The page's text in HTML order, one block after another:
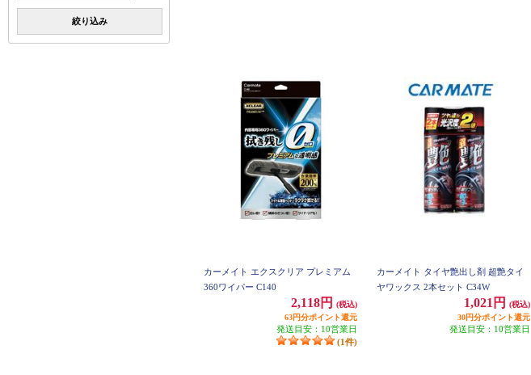
絞り込み
カーメイト エクスクリア プレミアム
360ワイパー C140
2,118円
(税込)
63円分ポイント還元
発送目安：10営業日
(1件)
カーメイト タイヤ艶出し剤 超艶タイ
ヤワックス 2本セット C34W
1,021円
(税込)
30円分ポイント還元
発送目安：10営業日